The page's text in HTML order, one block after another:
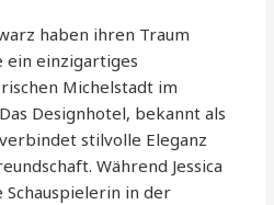
haben ihren Traum
einzigartiges
Michelstadt im
Designhotel, bekannt als
stilvolle Eleganz
Während Jessica
in der